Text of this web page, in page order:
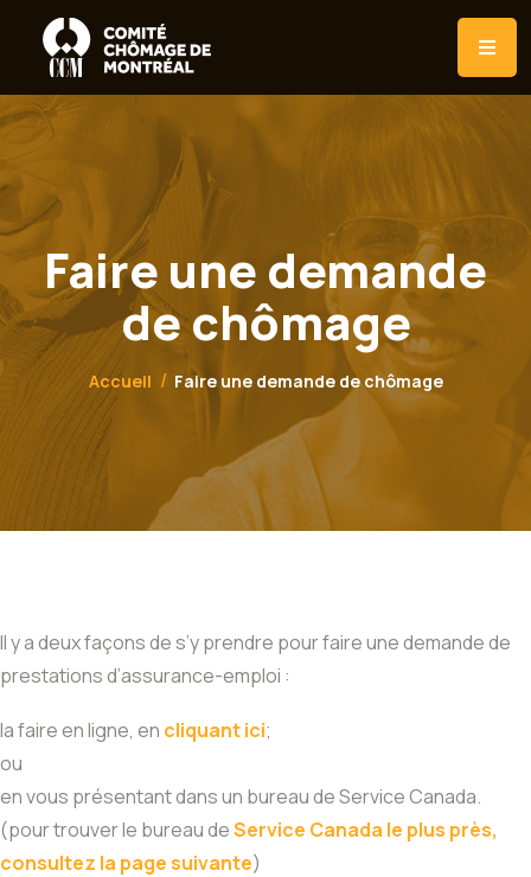
Faire une demande
de chômage
Accueil Faire une demande de chômage
Il y a deux façons de s’y prendre pour faire une demande de
prestations d’assurance-emploi :
la faire en ligne, en cliquant ici;
ou
en vous présentant dans un bureau de Service Canada.
(pour trouver le bureau deService Canada le plus près,
consultez la page suivante)